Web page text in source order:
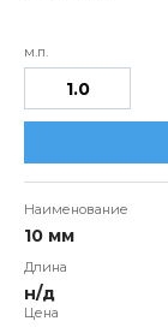
10 мм
н/д